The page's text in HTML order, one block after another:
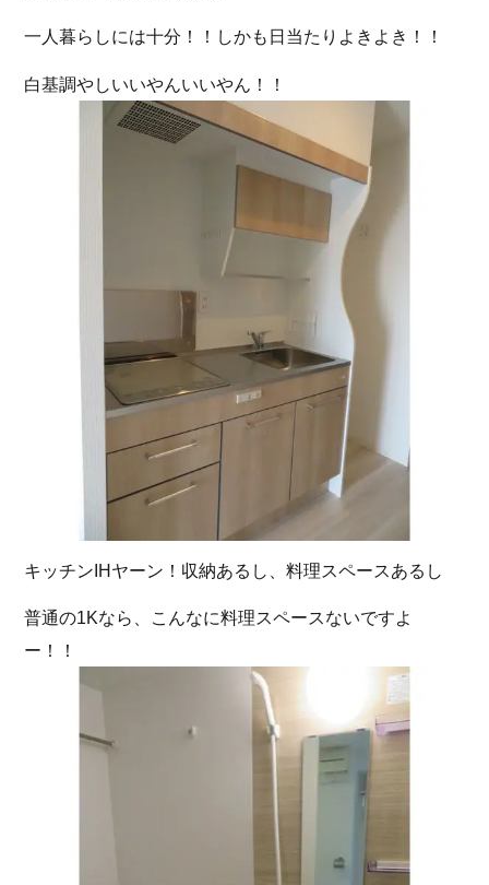
一人暮らしには十分！！しかも日当たりよきよき！！
白基調やしいいやんいいやん！！
キッチンIHヤーン！収納あるし、料理スペースあるし
普通の1Kなら、こんなに料理スペースないですよ
ー！！